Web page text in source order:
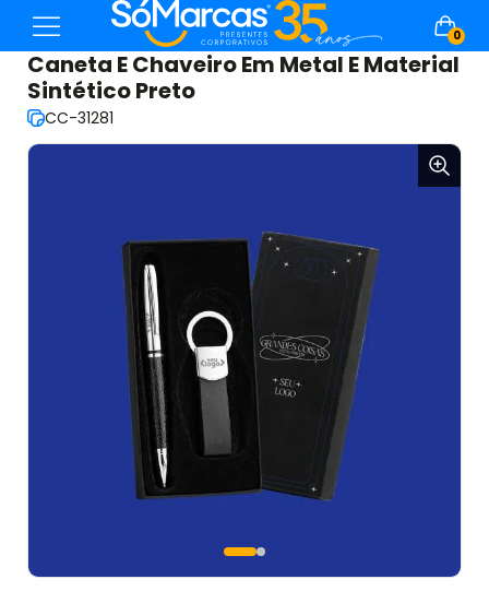
0
Caneta E Chaveiro Em Metal E Material
Sintético Preto
CC-31281